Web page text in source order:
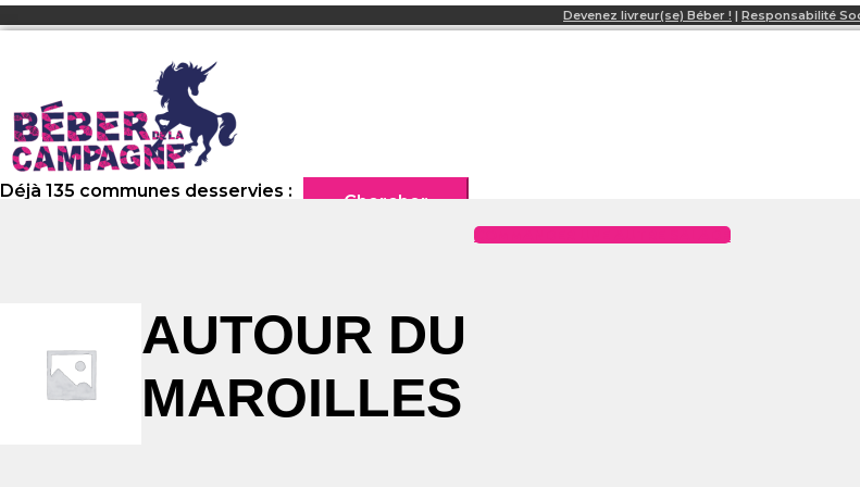
Devenez livreur(se) Béber ! | Responsabilité
Déjà 135 communes desservies :
Chercher
COMMANDER UNE AUTRE SALADE
AUTOUR DU
MAROILLES